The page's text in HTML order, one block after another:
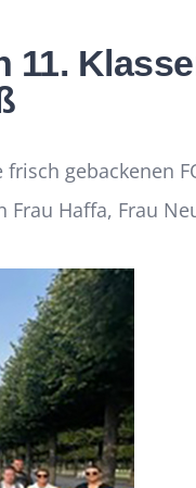
gebackenen
Haffa, Frau